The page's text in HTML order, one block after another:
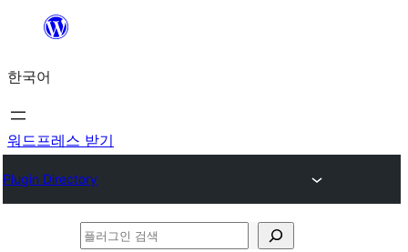
츠
로
바
가
한국어
워드프레스 받기
Plugin Directory
플